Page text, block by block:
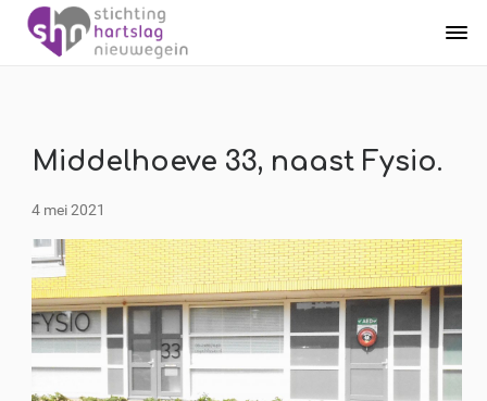
Middelhoeve 33, naast Fysio.
4 mei 2021